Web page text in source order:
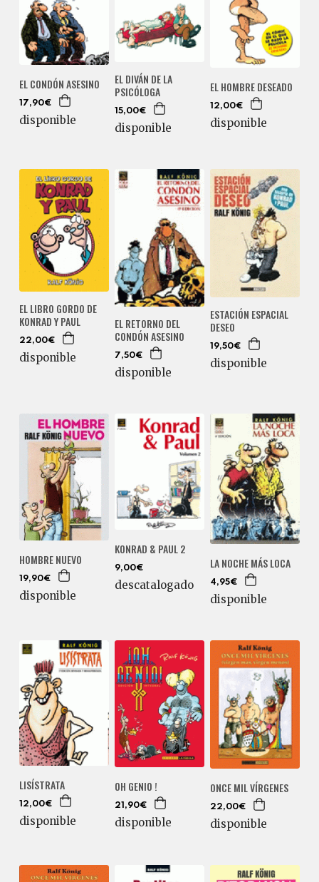
EL CONDÓN ASESINO
17,90€
disponible
EL DIVÁN DE LA
PSICÓLOGA
15,00€
disponible
EL HOMBRE DESEADO
12,00€
disponible
EL LIBRO GORDO DE
KONRAD Y PAUL
22,00€
disponible
EL RETORNO DEL
CONDÓN ASESINO
7,50€
disponible
ESTACIÓN ESPACIAL
DESEO
19,50€
disponible
HOMBRE NUEVO
19,90€
disponible
KONRAD & PAUL 2
9,00€
descatalogado
LA NOCHE MÁS LOCA
4,95€
disponible
LISÍSTRATA
12,00€
disponible
OH GENIO !
21,90€
disponible
ONCE MIL VÍRGENES
22,00€
disponible